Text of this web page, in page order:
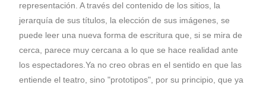
representación. A través del contenido de los sitios, la
jerarquía de sus títulos, la elección de sus imágenes, se
puede leer una nueva forma de escritura que, si se mira de
cerca, parece muy cercana a lo que se hace realidad ante
los espectadores.Ya no creo obras en el sentido en que las
entiende el teatro, sino "prototipos", por su principio, que ya